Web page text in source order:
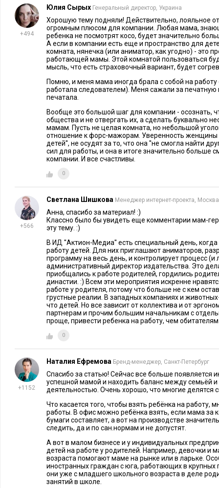
Сотрудники приводят своих малышей, и
воспринимает. С улыбкой коллеги подойдут
фруктами, поиграют. Кроме этого, компания дарит
приглашает принять участие сотрудников с семьями в
мероприятиях», - говорит Яна. Со слов Ольги
что если сотрудник привел ребенка, значит, другого
единичные случаи. Более того, в компании приветствуют
понимая, что они более ответственны перед своими
компании. «Поэтому можно говорить, что это
который, в принципе, компании не стоит ничего, в
прочих», - говорит Ольга. А в компании RichartsMeyer
нахождение детей в офисе, что есть не только игрушки и
проводим корпоративные мероприятия, куда сотрудники
детьми. Например, последнее было на Пасху, когда мы
(символ нашей компании). Удовольствие получили все: и
отметить, что хотя бы даже один раз показать ребенку свое
полезно», - говорит она.
Тем не менее, несмотря на то, что есть руководители,
детей на работе, проблема есть, считает Наталья
хорошо пишут и рассуждают, а как доходит дело до
не хотят, идти на компромисс по режиму работы не хотят, а
более не хотят», - говорит она.
Как не обратить «благо» во «зло»?
Самое главное правило, чтобы появление ребенка на
явлениями, - не стоит злоупотреблять этим и превращать в
считает Стародубцева. Два, три раза в год вполне
побудут, и рабочий процесс не нарушится. Наталья
рекомендует заранее согласовать вопрос присутствия
постараться отказаться от важных встреч (однако, если
достаточно долгое время, то можно не пересматривать
продумать программу для ребенка. При этом не нужно
Анна Герман. Есть масса других интересных занятий:
аппликации), развивающие игры на компьютере или
придумываю в русле своей деятельности задание для
прошу вырезать фото (по темам, цветам и т.д.), второй этап
подписи сделает. Потом объясню на этом примере суть
+494
Юлия Сырых Генеральный директор, Украина
Хорошую тему подняли! Действительно, лояльное
огромным плюсом для компании. Любая мама,
ребенка не посмотрят косо, будет значительно
А если в компании есть еще и пространство для
комната, нянечка (или аниматор, как угодно) - это
работающей мамы. Этой комнатой пользоваться
мысль, что есть страховочный вариант, будет
Помню, и меня мама иногда брала с собой на
работала следователем). Меня сажали за
печатала.
Вообще это большой шаг для компании - осознать,
общества и не отвергать их, а сделать буквально
мамам. Пусть не целая комната, но небольшой
отношение к форс-мажорам. Уверенность женщины
детей'', не осудят за то, что она ''не смогла найти
сил для работы, и она в итоге значительно больше
компании. И все счастливы.
0
+566
Светлана Шишкова Менеджер интернет-проекта, Москва
Анна, спасибо за материал! :)
Классно было бы увидеть еще комментарии мам-
эту тему. :)
В ИД ''Актион-Медиа'' есть специальный день, когда
работу детей. Для них приглашают аниматоров,
программу на весь день, и контролирует процесс (и
административный директор издательства. Это
приобщались к работе родителей, гордились
династии. :) Всем эти мероприятия искренне
работе у родителя, потому что больше не с кем
грустные реалии. В западных компаниях и
что детей. Но все зависит от коллектива и от
партнерам и прочим большим начальникам с
проще, привести ребенка на работу, чем
0
+1152
Наталия Ефремова Бренд-менеджер, Санкт-Петербург
Спасибо за статью! Сейчас все больше появляется
успешной мамой и находить баланс между семьёй
деятельностью. Очень хорошо, что многие делятся
Что касается того, чтобы взять ребёнка на работу,
работы. В офис можно ребёнка взять, если мама за
бумаги составляет, а вот на производстве
следить, да и по сан.нормам и не допустят.
А вот в малом бизнесе и у индивидуальных
детей на работе у родителей. Например, девочки и
возраста помогают маме на рынке или в ларьке.
иностранных граждан с юга, работающих в крупных
они уже с младшего школьного возраста в деле
занятий в школе.